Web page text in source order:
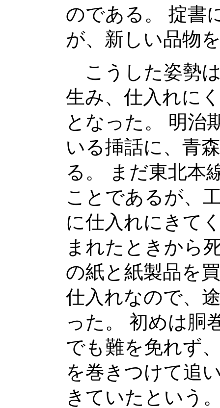
のである。 掟書
が、新しい品物
こうした姿勢
生み、仕入れに
となった。 明治
いる挿話に、青
る。 まだ東北本
ことであるが、
に仕入れにきて
まれたときから
の紙と紙製品を
仕入れなので、
った。 初めは胴
でも難を免れず
を巻きつけて追
きていたという